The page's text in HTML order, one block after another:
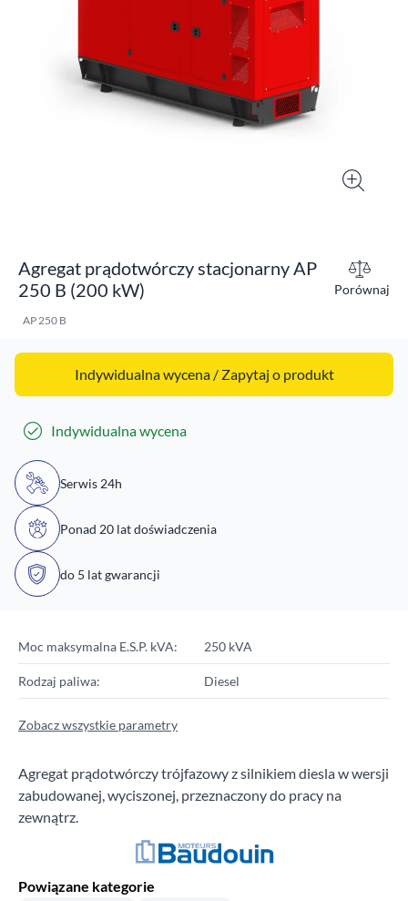
Agregat prądotwórczy stacjonarny AP
250 B (200 kW)
Porównaj
AP 250 B
Indywidualna wycena / Zapytaj o produkt
Indywidualna wycena
Serwis 24h
Ponad 20 lat doświadczenia
do 5 lat gwarancji
Moc maksymalna E.S.P. kVA: 250 kVA
Rodzaj paliwa: Diesel
Zobacz wszystkie parametry
Agregat prądotwórczy trójfazowy z silnikiem diesla w wersji
zabudowanej, wyciszonej, przeznaczony do pracy na
zewnątrz.
Powiązane kategorie